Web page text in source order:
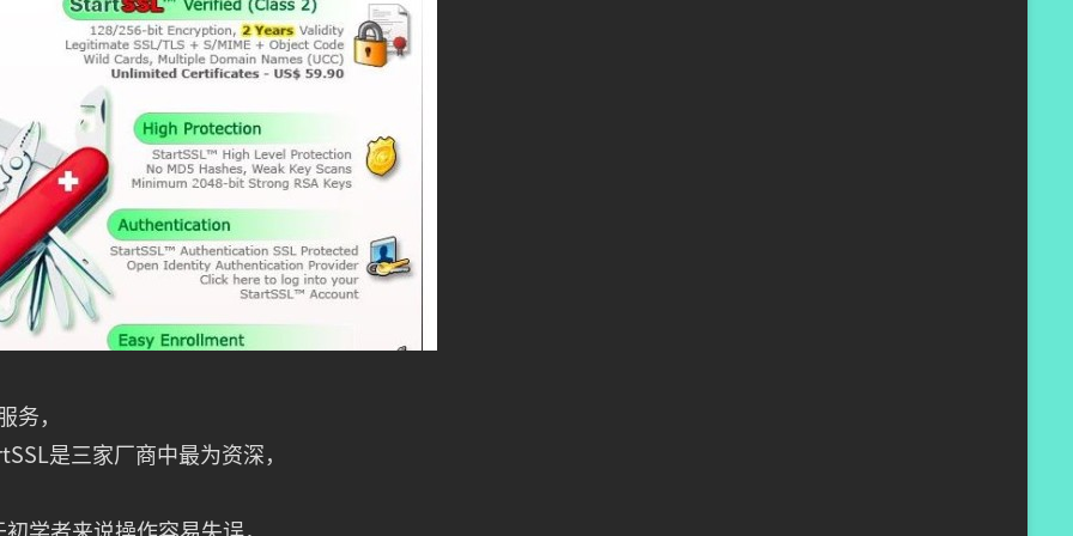
，
是三家厂商中最为资深，
学者来说操作容易失误，